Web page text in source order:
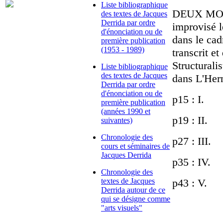
Liste bibliographique
des textes de Jacques
Derrida par ordre
d'énonciation ou de
première publication
(1953 - 1989)
Liste bibliographique
des textes de Jacques
Derrida par ordre
d'énonciation ou de
première publication
(années 1990 et
suivantes)
Chronologie des
cours et séminaires de
Jacques Derrida
Chronologie des
textes de Jacques
Derrida autour de ce
qui se désigne comme
"arts visuels"
DEUX
improvisé
dans le
transcrit et
dans
p15 : I.
p19 : II.
p27 : III.
p35 : IV.
p43 : V.